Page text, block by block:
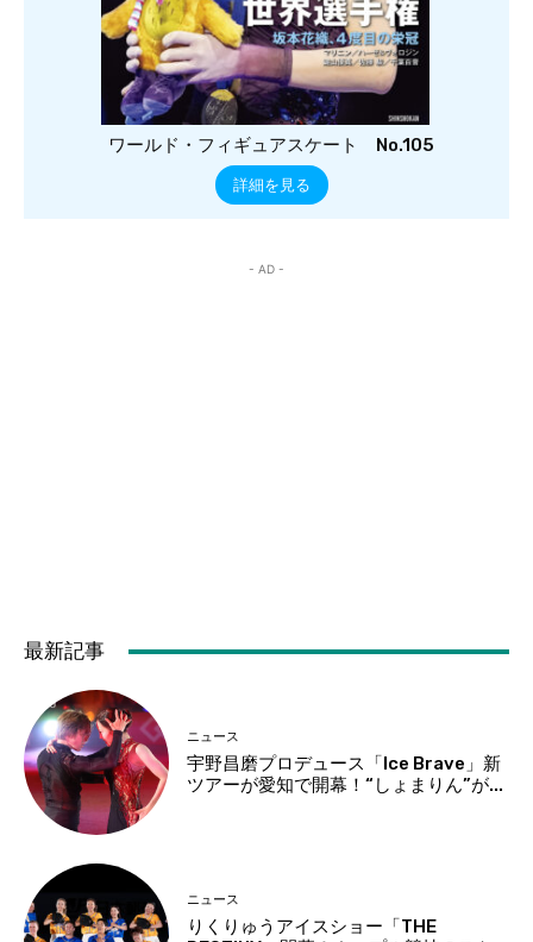
ワールド・フィギュアスケート No.105
詳細を見る
- AD -
最新記事
ニュース
宇野昌磨プロデュース「Ice Brave」新
ツアーが愛知で開幕！“しょまりん”が...
ニュース
りくりゅうアイスショー「THE